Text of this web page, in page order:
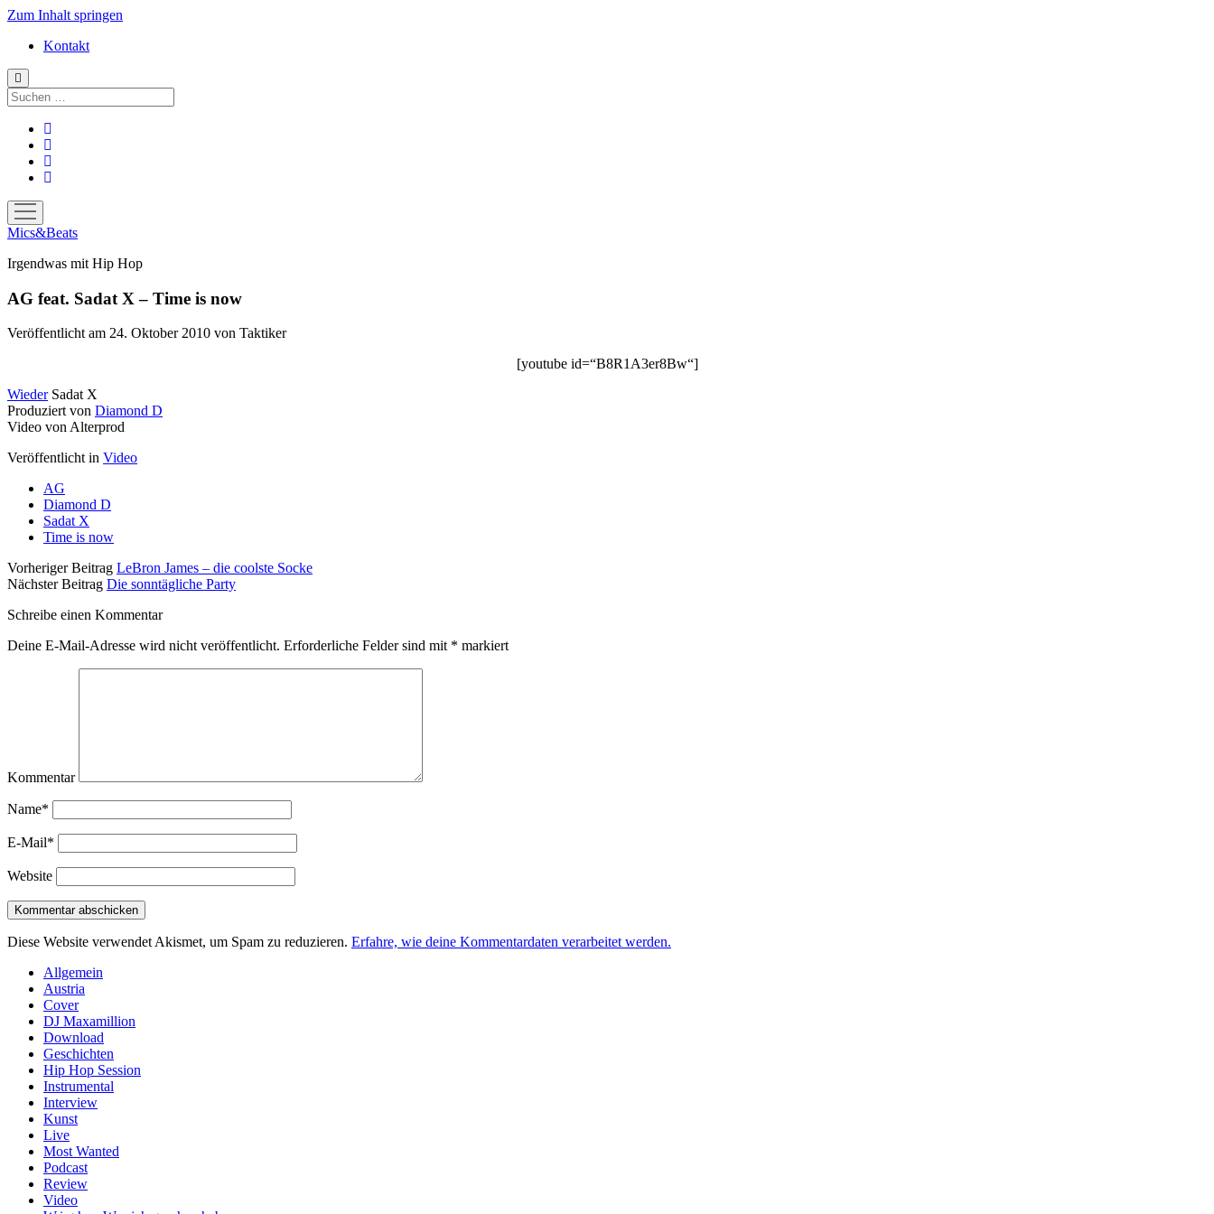
Zum Inhalt springen
Kontakt
Suchen
Menü
öffnen
Mics&Beats
Irgendwas mit Hip Hop
AG feat. Sadat X – Time is now
Veröffentlicht am 24. Oktober 2010 von Taktiker
[youtube id=“B8R1A3er8Bw“]
WiederSadat X
Produziert von Diamond D
Video von Alterprod
Veröffentlicht in Video
AG
Diamond D
Sadat X
Time is now
Vorheriger Beitrag LeBron James – die coolste Socke
Nächster Beitrag Die sonntägliche Party
Schreibe einen Kommentar
Deine E-Mail-Adresse wird nicht veröffentlicht. Erforderliche Felder sind mit * markiert
Kommentar
Name*
E-Mail*
Website
Diese Website verwendet Akismet, um Spam zu reduzieren. Erfahre, wie deine Kommentardaten verarbeitet werden.
Sidebar
Allgemein
Austria
Cover
DJ Maxamillion
Download
Geschichten
Hip Hop Session
Instrumental
Interview
Kunst
Live
Most Wanted
Podcast
Review
Video